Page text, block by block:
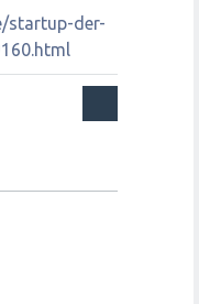
startup-der-